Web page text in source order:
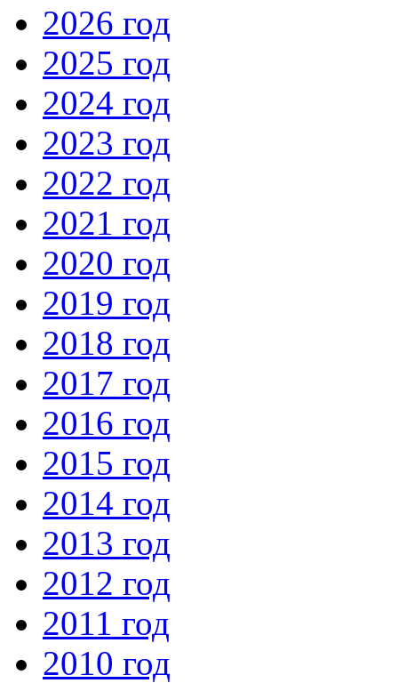
2026 год
2025 год
2024 год
2023 год
2022 год
2021 год
2020 год
2019 год
2018 год
2017 год
2016 год
2015 год
2014 год
2013 год
2012 год
2011 год
2010 год